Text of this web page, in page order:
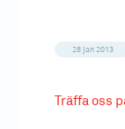
28 jan 2013
Träffa oss